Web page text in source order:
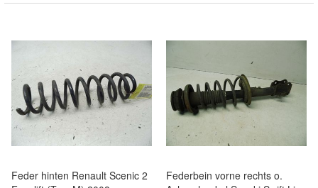
Feder hinten Renault Scenic 2
Federbein vorne rechts o.